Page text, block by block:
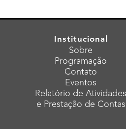
Institucional
Sobre
Programação
Contato
Eventos
Relatório de
e Prestação de Contas